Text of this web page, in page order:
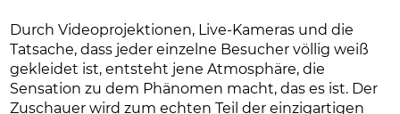
Durch Videoprojektionen, Live-Kameras und die
Tatsache, dass jeder einzelne Besucher völlig weiß
gekleidet ist, entsteht jene Atmosphäre, die
Sensation zu dem Phänomen macht, das es ist. Der
Zuschauer wird zum echten Teil der einzigartigen